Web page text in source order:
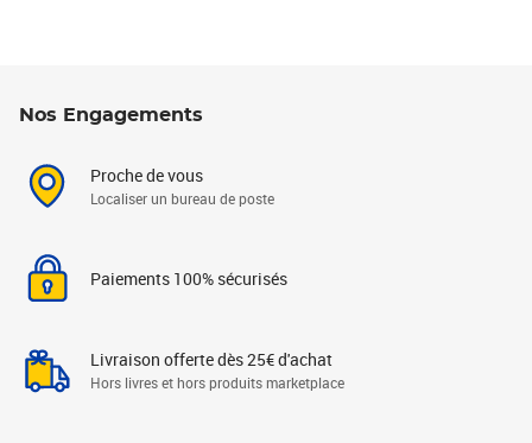
Nos Engagements
Proche de vous
Localiser un bureau de poste
Paiements 100% sécurisés
Livraison offerte dès 25€ d'achat
Hors livres et hors produits marketplace